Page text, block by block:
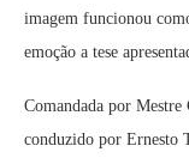
imagem funcionou
emoção a tese
Comandada por
conduzido por Ernesto